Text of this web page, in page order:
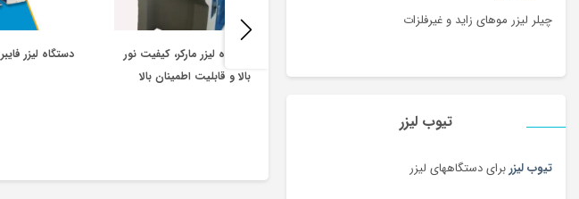
چیلر لیزر موهای زاید و غیرفلزات
تیوب لیزر
تیوب لیزربرای دستگاههای لیزر
دستگاه لیزر مارکر، کیفیت نور
بالا و قابلیت اطمینان بالا
دستگاه لیزر فایبر 30 وات